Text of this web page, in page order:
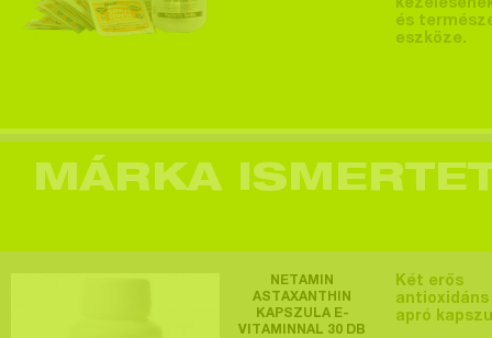
és
eszköze.
MÁRKA
NETAMIN
ASTAXANTHIN
KAPSZULA E-
VITAMINNAL 30 DB
Két erős
antioxidáns
apró